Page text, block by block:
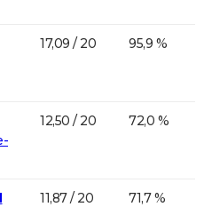
17,09 / 20 95,9 %
12,50 / 20 72,0 %
11,87 / 20 71,7 %